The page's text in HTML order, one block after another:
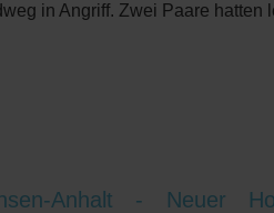
in Angriff. Zwei Paare hatten
Anhalt - Neuer